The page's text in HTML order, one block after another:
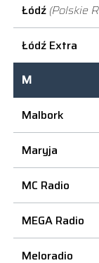
Łódź (Polskie
Łódź Extra
M
Malbork
Maryja
MC Radio
MEGA Radio
Meloradio